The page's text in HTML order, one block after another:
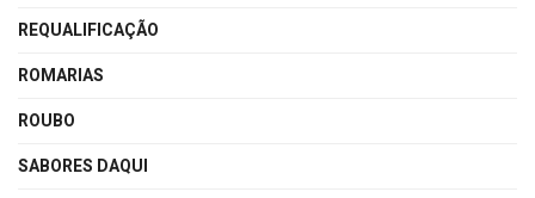
REQUALIFICAÇÃO
ROMARIAS
ROUBO
SABORES DAQUI